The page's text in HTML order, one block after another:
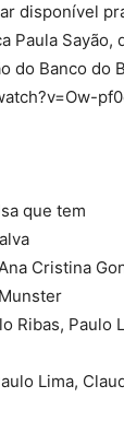
disponível
Paula Sayão,
do Banco do
que tem
Cristina
Ribas, Paulo
Lima,